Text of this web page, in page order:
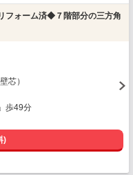
ォーム済◆７階部分の三方角
芯）
歩49分
)